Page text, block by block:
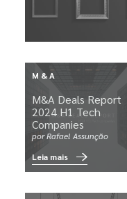
M&A
M&A Deals Report
2024 H1 Tech
Companies
por Rafael Assunção
Leia mais